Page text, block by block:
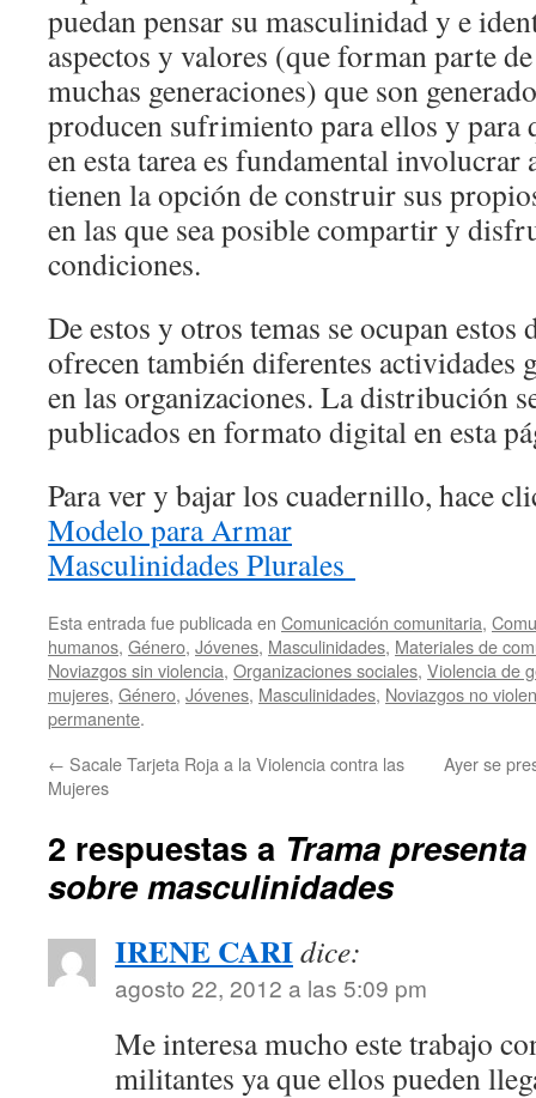
puedan pensar su masculinidad y e
aspectos y valores (que forman parte
muchas generaciones) que son
producen sufrimiento para ellos y para
en esta tarea es fundamental involucrar
tienen la opción de construir sus
en las que sea posible compartir y
condiciones.
De estos y otros temas se ocupan
ofrecen también diferentes actividades
en las organizaciones. La distribución
publicados en formato digital en esta
Para ver y bajar los cuadernillo, hace
Modelo para Armar
Masculinidades Plurales
Esta entrada fue publicada en Comunicación comunitaria,
humanos, Género, Jóvenes, Masculinidades, Materiales de
Noviazgos sin violencia, Organizaciones sociales, Violencia de
mujeres, Género, Jóvenes, Masculinidades, Noviazgos no
permanente.
← Sacale Tarjeta Roja a la Violencia contra las
Mujeres
Ayer se
2 respuestas a Trama
sobre masculinidades
IRENE CARIdice:
agosto 22, 2012 a las 5:09 pm
Me interesa mucho este trabajo
militantes ya que ellos pueden